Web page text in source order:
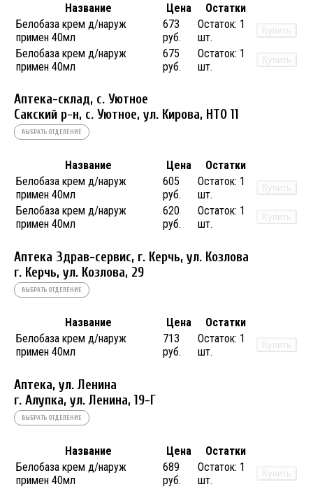
Название Цена
Остатки
Белобаза крем д/наруж
примен 40мл
673
руб.
Остаток: 1
шт.
Купить
Белобаза крем д/наруж
примен 40мл
675
руб.
Остаток: 1
шт.
Купить
Аптека-склад, с. Уютное
Сакский р-н, с. Уютное, ул. Кирова, НТО 11
ВЫБРАТЬ ОТДЕЛЕНИЕ
Название Цена
Остатки
Белобаза крем д/наруж
примен 40мл
605
руб.
Остаток: 1
шт.
Купить
Белобаза крем д/наруж
примен 40мл
620
руб.
Остаток: 1
шт.
Купить
Аптека Здрав-сервис, г. Керчь, ул. Козлова
г. Керчь, ул. Козлова, 29
ВЫБРАТЬ ОТДЕЛЕНИЕ
Название Цена
Остатки
Белобаза крем д/наруж
примен 40мл
713
руб.
Остаток: 1
шт.
Купить
Аптека, ул. Ленина
г. Алупка, ул. Ленина, 19-Г
ВЫБРАТЬ ОТДЕЛЕНИЕ
Название Цена
Остатки
Белобаза крем д/наруж
примен 40мл
689
руб.
Остаток: 1
шт.
Купить